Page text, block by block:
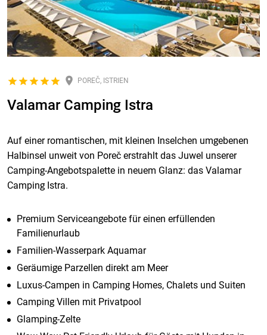
POREČ, ISTRIEN
Valamar Camping Istra
Auf einer romantischen, mit kleinen Inselchen umgebenen
Halbinsel unweit von Poreč erstrahlt das Juwel unserer
Camping-Angebotspalette in neuem Glanz: das Valamar
Camping Istra.
Premium Serviceangebote für einen erfüllenden
Familienurlaub
Familien-Wasserpark Aquamar
Geräumige Parzellen direkt am Meer
Luxus-Campen in Camping Homes, Chalets und Suiten
Camping Villen mit Privatpool
Glamping-Zelte